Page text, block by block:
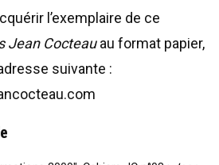
l’exemplaire de ce
Jean Cocteauau format papier,
suivante :